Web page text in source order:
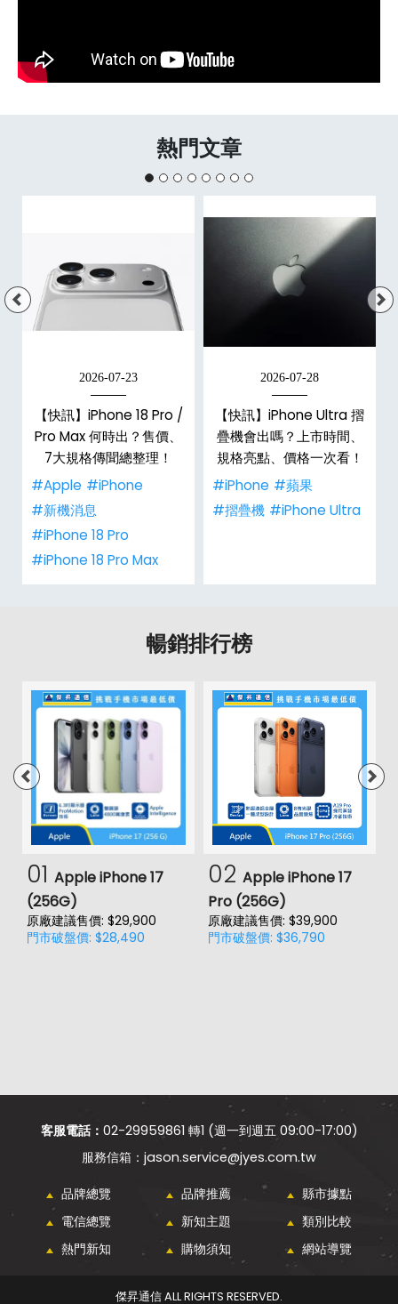
熱門文章
2026-07-23
【快訊】iPhone 18 Pro /
Pro Max 何時出？售價、
7大規格傳聞總整理！
#Apple #iPhone
#新機消息
#iPhone 18 Pro
#iPhone 18 Pro Max
2026-07-28
【快訊】iPhone Ultra 摺
疊機會出嗎？上市時間、
規格亮點、價格一次看！
#iPhone #蘋果
#摺疊機 #iPhone Ultra
暢銷排行榜
01 Apple iPhone 17
(256G)
原廠建議售價: $29,900
門市破盤價: $28,490
02 Apple iPhone 17
Pro (256G)
原廠建議售價: $39,900
門市破盤價: $36,790
客服電話： 02-29959861 轉1 (週一到週五 09:00-17:00)
jason.service@jyes.com.tw
品牌總覽 品牌推薦
縣市據點
電信總覽
新知主題
類別比較
熱門新知
購物須知 網站導覽
傑昇通信 ALL RIGHTS RESERVED.